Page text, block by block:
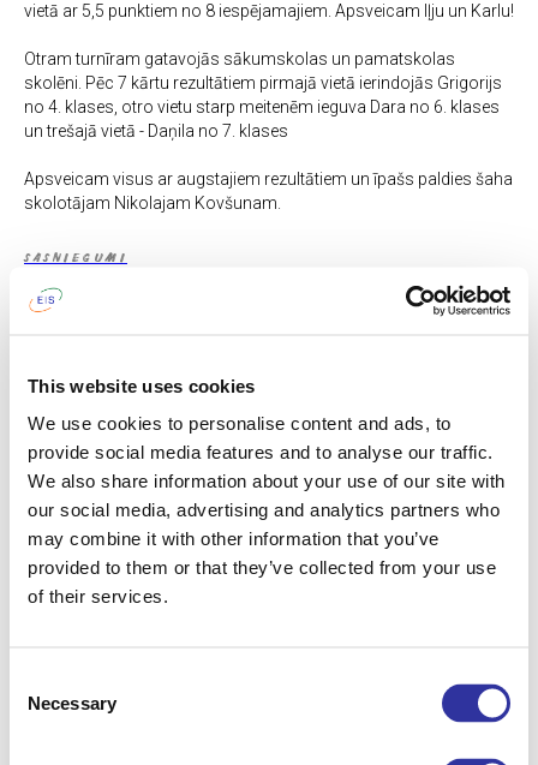
This website uses cookies
We use cookies to personalise content and ads, to
provide social media features and to analyse our traffic.
We also share information about your use of our site with
our social media, advertising and analytics partners who
may combine it with other information that you’ve
provided to them or that they’ve collected from your use
of their services.
Selection
Necessary
vietā ar 5,5 punktiem no 8 iespējamajiem. Apsveicam Iļju un Karlu!
Otram turnīram gatavojās sākumskolas un pamatskolas
skolēni. Pēc 7 kārtu rezultātiem pirmajā vietā ierindojās Grigorijs
no 4. klases, otro vietu starp meitenēm ieguva Dara no 6. klases
un trešajā vietā - Daņila no 7. klases
Apsveicam visus ar augstajiem rezultātiem un īpašs paldies šaha
skolotājam Nikolajam Kovšunam.
SASNIEGUMI